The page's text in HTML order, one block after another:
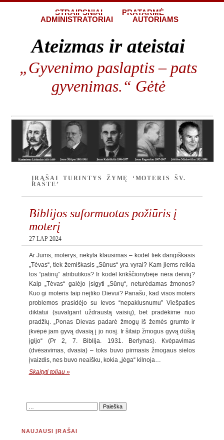
STRAIPSNIAI
PRATARMĖ
ADMINISTRATORIAI
AUTORIAMS
Ateizmas ir ateistai
„Gyvenimo paslaptis – pats
gyvenimas.“ Gėtė
ĮRAŠAI TURINTYS ŽYMĘ ‘MOTERIS ŠV.
RAŠTE’
Biblijos suformuotas požiūris į
moterį
27 LAP 2024
Ar Jums, moterys, nekyla klausimas – kodėl tiek dangiškasis
„Tėvas“, tiek žemiškasis „Sūnus“ yra vyrai? Kam jiems reikia
tos “patinų” atributikos? Ir kodėl krikščionybėje nėra deivių?
Kaip „Tėvas“ galėjo įsigyti „Sūnų“, neturėdamas žmonos?
Kuo gi moteris taip neįtiko Dievui? Panašu, kad visos moters
problemos prasidėjo su Ievos “nepaklusnumu” Viešpaties
diktatui (suvalgant uždraustą vaisių), bet pradėkime nuo
pradžių. „Ponas Dievas padarė žmogų iš žemės grumto ir
įkvėpė jam gyvą dvasią į jo nosį. Ir šitaip žmogus gyvą dūšią
įgijo“ (Pr 2, 7. Biblija. 1931. Berlynas). Kvėpavimas
(dvėsavimas, dvasia) – toks buvo pirmasis žmogaus sielos
įvaizdis, nes buvo neaišku, kokia „jėga“ kilnoja…
Skaityti toliau »
NAUJAUSI ĮRAŠAI